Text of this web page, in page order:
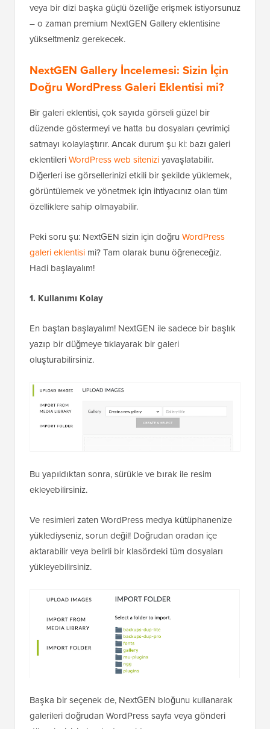
veya bir dizi başka güçlü özelliğe erişmek istiyorsunuz
– o zaman premium NextGEN Gallery eklentisine
yükseltmeniz gerekecek.
NextGEN Gallery İncelemesi: Sizin İçin
Doğru WordPress Galeri Eklentisi mi?
Bir galeri eklentisi, çok sayıda görseli güzel bir
düzende göstermeyi ve hatta bu dosyaları çevrimiçi
satmayı kolaylaştırır. Ancak durum şu ki: bazı galeri
eklentileriWordPress web siteniziyavaşlatabilir.
Diğerleri ise görsellerinizi etkili bir şekilde yüklemek,
görüntülemek ve yönetmek için ihtiyacınız olan tüm
özelliklere sahip olmayabilir.
Peki soru şu: NextGEN sizin için doğru WordPress
galeri eklentisi mi? Tam olarak bunu öğreneceğiz.
Hadi başlayalım!
1. Kullanımı Kolay
En baştan başlayalım! NextGEN ile sadece bir başlık
yazıp bir düğmeye tıklayarak bir galeri
oluşturabilirsiniz.
Bu yapıldıktan sonra, sürükle ve bırak ile resim
ekleyebilirsiniz.
Ve resimleri zaten WordPress medya kütüphanenize
yüklediyseniz, sorun değil! Doğrudan oradan içe
aktarabilir veya belirli bir klasördeki tüm dosyaları
yükleyebilirsiniz.
Başka bir seçenek de, NextGEN bloğunu kullanarak
galerileri doğrudan WordPress sayfa veya gönderi